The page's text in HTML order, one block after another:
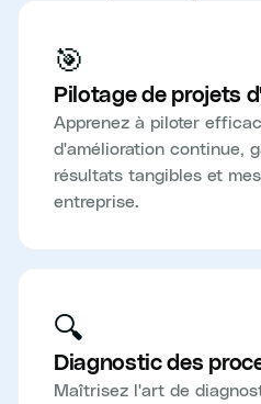
🎯
Pilotage de projets
Apprenez à piloter
d'amélioration continue,
résultats tangibles et
entreprise.
🔍
Diagnostic des
Maîtrisez l'art de